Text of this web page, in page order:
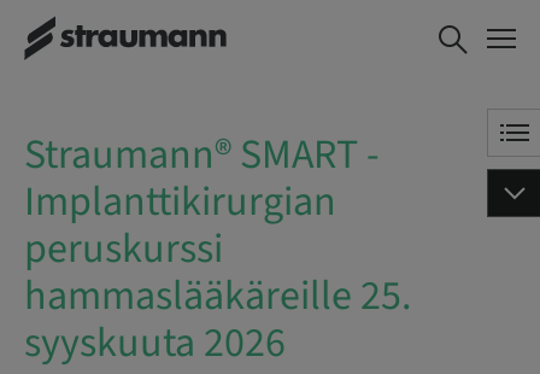
Straumann® SMART -
Implanttikirurgian peruskurssi
BOOK NOW
Straumann® SMART -
Implanttikirurgian
peruskurssi
hammaslääkäreille 25.
syyskuuta 2026